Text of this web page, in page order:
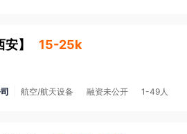
安】 15-25k
航空/航天设备 融资未公开 1-49人